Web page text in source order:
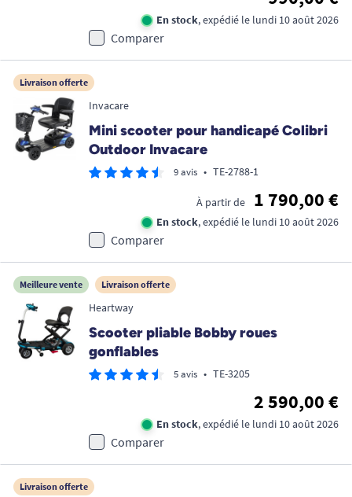
En stock, expédié le lundi 10 août 2026
Comparer
Livraison offerte
Invacare
Mini scooter pour handicapé Colibri
Outdoor Invacare
9 avis • TE-2788-1
À partir de 1 790,00 €
En stock, expédié le lundi 10 août 2026
Comparer
Meilleure vente Livraison offerte
Heartway
Scooter pliable Bobby roues
gonflables
5 avis • TE-3205
2 590,00 €
En stock, expédié le lundi 10 août 2026
Comparer
Livraison offerte